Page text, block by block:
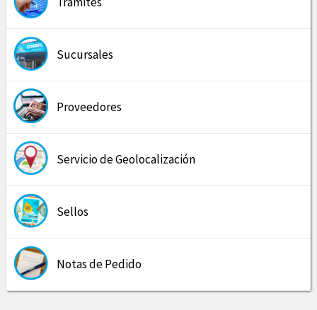
Sucursales
Proveedores
Servicio de Geolocalización
Sellos
Notas de Pedido